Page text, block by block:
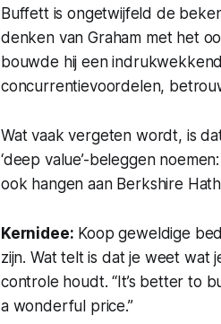
Buffett is ongetwijfeld de
denken van Graham met het
bouwde hij een
concurrentievoordelen,
Wat vaak vergeten wordt, is
‘deep value’-beleggen
ook hangen aan Berkshire
Kernidee: Koop geweldige
zijn. Wat telt is dat je weet wat
controle houdt. “It’s better to
a wonderful price.”